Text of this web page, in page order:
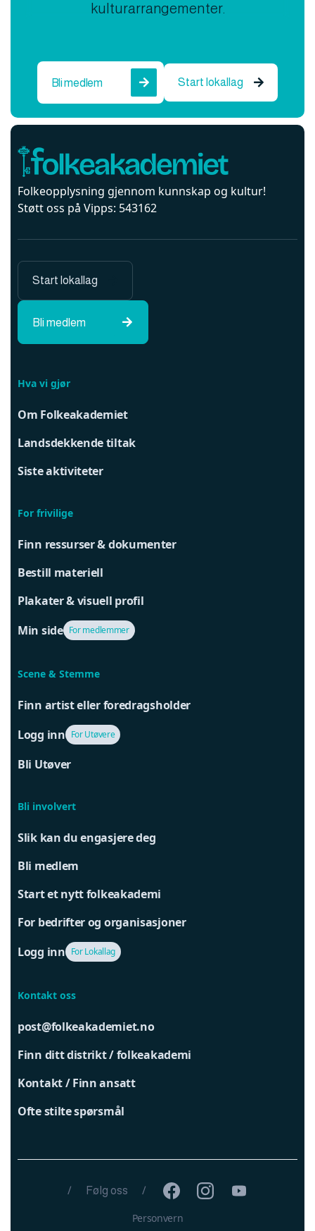
kulturarrangementer.
Bli medlem  Start lokallag 
Folkeopplysning gjennom kunnskap og kultur!
Støtt oss på Vipps: 543162
Bli medlem 
Start lokallag
Hva vi gjør
Om Folkeakademiet
Landsdekkende tiltak
Siste aktiviteter
For frivilige
Finn ressurser & dokumenter
Bestill materiell
Plakater & visuell profil
Min side For medlemmer
Scene & Stemme
Finn artist eller foredragsholder
Logg inn For Utøvere
Bli Utøver
Bli involvert
Slik kan du engasjere deg
Bli medlem
Start et nytt folkeakademi
For bedrifter og organisasjoner
Logg inn For Lokallag
Kontakt oss
post@folkeakademiet.no
Finn ditt distrikt / folkeakademi
Kontakt / Finn ansatt
Ofte stilte spørsmål
Personvern
/ Følg oss /